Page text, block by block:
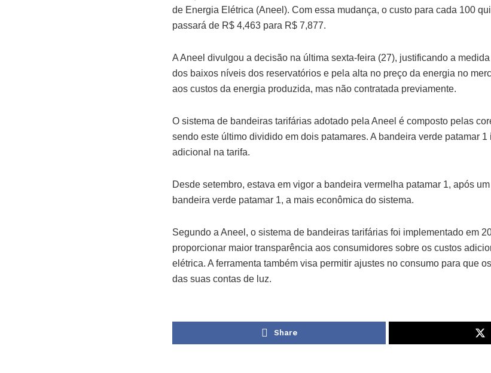
de Energia Elétrica (Aneel). Com essa mudança, o custo para cada 100
passará de R$ 4,463 para R$ 7,877.
A Aneel divulgou a decisão na última sexta-feira (27), justificando a
dos baixos níveis dos reservatórios e pela alta no preço da energia no
aos custos da energia produzida, mas não contratada previamente.
O sistema de bandeiras tarifárias adotado pela Aneel é composto pelas
sendo este último dividido em dois patamares. A bandeira verde patamar
adicional na tarifa.
Desde setembro, estava em vigor a bandeira vermelha patamar 1, após
bandeira verde patamar 1, a mais econômica do sistema.
Segundo a Aneel, o sistema de bandeiras tarifárias foi implementado em
proporcionar maior transparência aos consumidores sobre os custos
elétrica. A ferramenta também visa permitir ajustes no consumo para que
das suas contas de luz.
Share